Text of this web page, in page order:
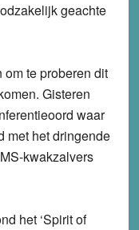
geachte
te proberen dit
Gisteren
waar
met het dringende
kwakzalvers
het ‘Spirit of